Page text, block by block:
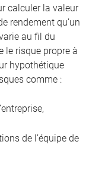
calculer la valeur
rendement qu’un
au fil du
le risque propre à
hypothétique
comme :
de l’équipe de